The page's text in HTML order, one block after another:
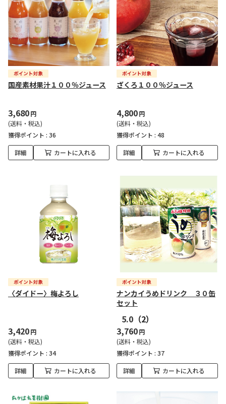
国産素材果汁１００％ジュース
3,680円
(送料・税込)
獲得ポイント : 36
詳細 カートに入れる
ざくろ１００％ジュース
4,800円
(送料・税込)
獲得ポイント : 48
詳細 カートに入れる
〈ダイドー〉梅よろし
3,420円
(送料・税込)
獲得ポイント : 34
詳細 カートに入れる
ナンカイうめドリンク ３０缶
セット
5.0 （2）
3,760円
(送料・税込)
獲得ポイント : 37
詳細 カートに入れる